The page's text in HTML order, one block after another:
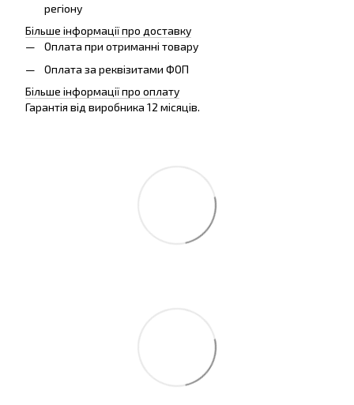
регіону
Більше інформації про доставку
Оплата при отриманні товару
Оплата за реквізитами ФОП
Більше інформації про оплату
Гарантія від виробника 12 місяців.